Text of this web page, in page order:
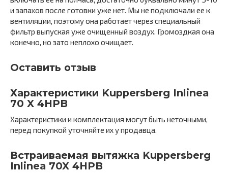
и запахов после готовки уже нет. Мы не подключали ее к
вентиляции, поэтому она работает через специальный
фильтр выпуская уже очищенный воздух. Громоздкая она
конечно, но зато неплохо очищает.
Оставить отзыв
Характеристики Kuppersberg Inlinea
70 X 4HPB
Характеристики и комплектация могут быть неточными,
перед покупкой уточняйте их у продавца.
Встраиваемая вытяжка Kuppersberg
Inlinea 70X 4HPB